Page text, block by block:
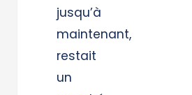
jusqu’à
maintenant,
restait
un